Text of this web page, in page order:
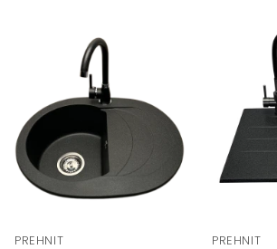
PREHNIT PREHNIT